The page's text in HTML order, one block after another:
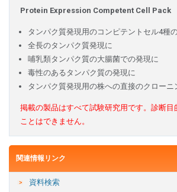
Protein Expression Competent Cell Pack
タンパク質発現用のコンピテントセル4種
全長のタンパク質発現に
哺乳類タンパク質の大腸菌での発現に
毒性のあるタンパク質の発現に
タンパク質発現用の株への直接のクローニ
掲載の製品はすべて試験研究用です。診断目
ことはできません。
関連情報リンク
資料検索